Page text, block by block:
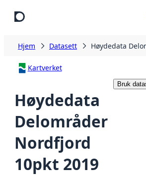
Hjem Datasett Høydedata
Kartverket
Høydedata
Delområder
Nordfjord
10pkt 2019
Bruk